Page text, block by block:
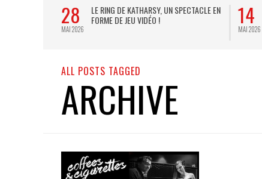
28
MAI 2026
LE RING DE KATHARSY, UN SPECTACLE EN
FORME DE JEU VIDÉO !
14
MAI 2026
ALL POSTS TAGGED
ARCHIVE